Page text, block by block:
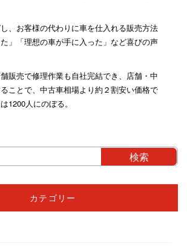
、お客様の代わりに車を仕入れる販売方法
」「理想の車が手に入った」など喜びの声
販売で修理作業も自社完結でき、店舗・中
ことで、中古車相場より約２割安い価格で
1200人にのぼる。
カテゴリー